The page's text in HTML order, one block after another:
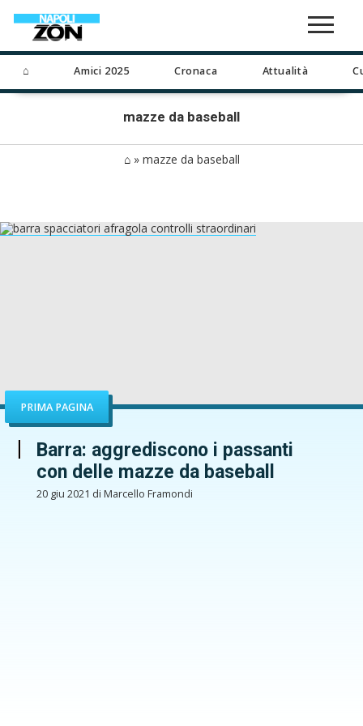
⌂ Amici 2025 Cronaca Attualità
mazze da baseball
⌂» mazze da baseball
PRIMA PAGINA
Barra: aggrediscono i passanti
con delle mazze da baseball
20 giu 2021 di Marcello Framondi